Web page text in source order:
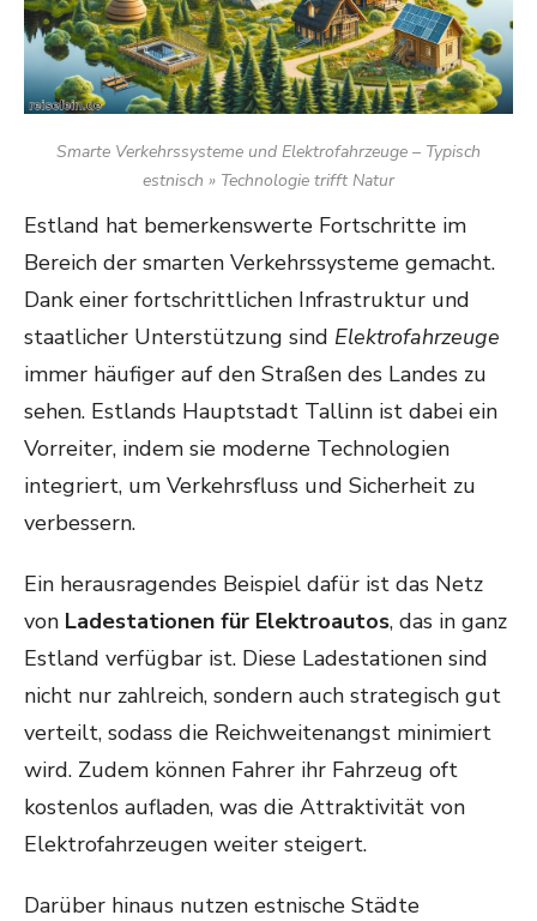
Smarte Verkehrssysteme und Elektrofahrzeuge – Typisch
estnisch » Technologie trifft Natur
Estland hat bemerkenswerte Fortschritte im
Bereich der smarten Verkehrssysteme gemacht.
Dank einer fortschrittlichen Infrastruktur und
staatlicher Unterstützung sind Elektrofahrzeuge
immer häufiger auf den Straßen des Landes zu
sehen. Estlands Hauptstadt Tallinn ist dabei ein
Vorreiter, indem sie moderne Technologien
integriert, um Verkehrsfluss und Sicherheit zu
verbessern.
Ein herausragendes Beispiel dafür ist das Netz
von Ladestationen für Elektroautos, das in ganz
Estland verfügbar ist. Diese Ladestationen sind
nicht nur zahlreich, sondern auch strategisch gut
verteilt, sodass die Reichweitenangst minimiert
wird. Zudem können Fahrer ihr Fahrzeug oft
kostenlos aufladen, was die Attraktivität von
Elektrofahrzeugen weiter steigert.
Darüber hinaus nutzen estnische Städte